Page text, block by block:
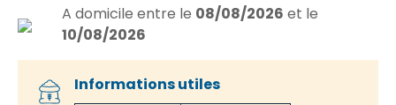
A domicile entre le 08/08/2026 et le
10/08/2026
Informations utiles